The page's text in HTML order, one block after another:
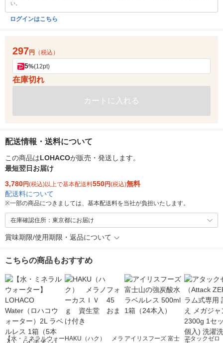
い。
ログインはこちら
297円 （税込）
5%(12pt)
在庫切れ
カートに入れる
配送情報・送料について
この商品はLOHACOが販売・発送します。
最短翌日お届け
3,780円(税込)以上で基本配送料550円(税込)無料
配送料について
※一部の商品につきましては、基本配送料を当社が負担いたします。
在庫確認住所：東京都にお届け
賞味期限/使用期限・返品について
こちらの商品もおすすめ
【水・ミネラルウォー HAKU（ハク） メラ アイリスフーズ 富士
アタックゼロ